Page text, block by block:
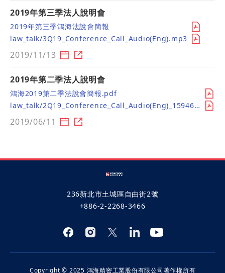
2019年第三季法人說明會
2019年第三季鴻海法說會簡報
law_talk/3Q19_Conference_Call_Audio(Eng).mp3
2019/11/13
2019年第二季法人說明會
鴻海2019第二季法說會簡報.pdf
law_talk/2Q19_Conference_Call_Audio(Eng)_1594612072.mp3
2019/06/11
236新北市土城區自由街2號
+886-2-2268-3466
Copyright © 2025 鴻海精密工業股份有限公司著作權所有